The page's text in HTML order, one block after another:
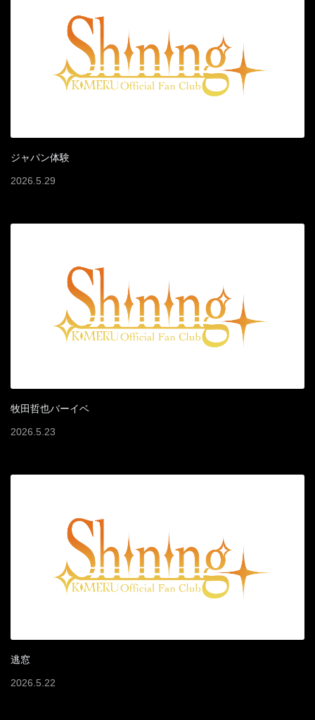
ジャパン体験
2026 5 29
牧田哲也バーイベ
2026 5 23
逃窓
2026 5 22